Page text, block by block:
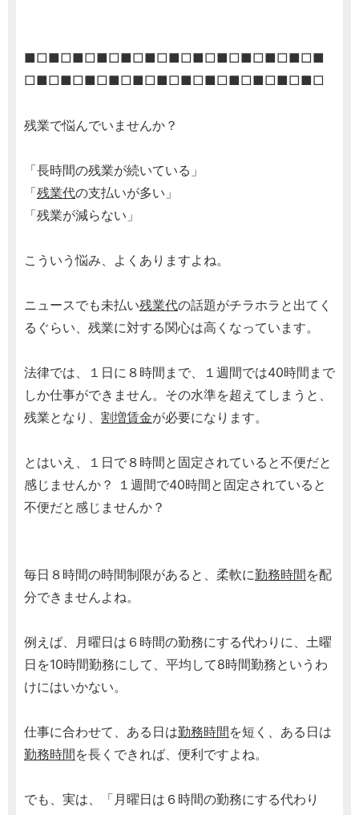
■□■□■□■□■□■□■□■□■□■□■□■□■
□■□■□■□■□■□■□■□■□■□■□■□■□
残業で悩んでいませんか？
「長時間の残業が続いている」
「残業代の支払いが多い」
「残業が減らない」
こういう悩み、よくありますよね。
ニュースでも未払い残業代の話題がチラホラと出てく
るぐらい、残業に対する関心は高くなっています。
法律では、１日に８時間まで、１週間では40時間まで
しか仕事ができません。その水準を超えてしまうと、
残業となり、 割増賃金が必要になります。
とはいえ、１日で８時間と固定されていると不便だと
感じませんか？ １週間で40時間と固定されていると
不便だと感じませんか？
毎日８時間の時間制限があると、柔軟に勤務時間を配
分できませんよね。
例えば、月曜日は６時間の勤務にする代わりに、土曜
日を10時間勤務にして、平均して8時間勤務というわ
けにはいかない。
仕事に合わせて、ある日は勤務時間を短く、ある日は
勤務時間を長くできれば、便利ですよね。
でも、実は、「月曜日は６時間の勤務にする代わり